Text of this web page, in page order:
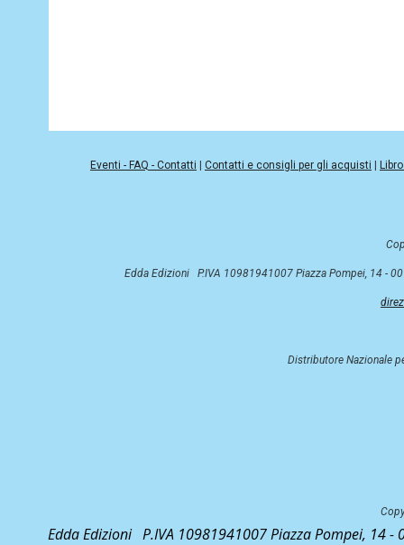
Edda Edizioni P.IVA 10981941007 Piazza Pompei, 14
Eventi - FAQ - Contatti Contatti e consigli per gli acquisti
Edda Edizioni P.IVA 10981941007 Piazza Pompei, 14 -
Distributore Nazionale